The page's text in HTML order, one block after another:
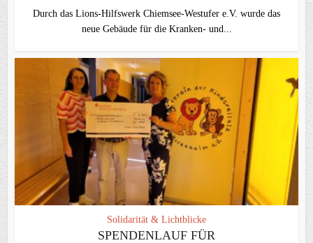
Durch das Lions-Hilfswerk Chiemsee-Westufer e.V. wurde das
neue Gebäude für die Kranken- und...
Solidarität & Lichtblicke
SPENDENLAUF FÜR